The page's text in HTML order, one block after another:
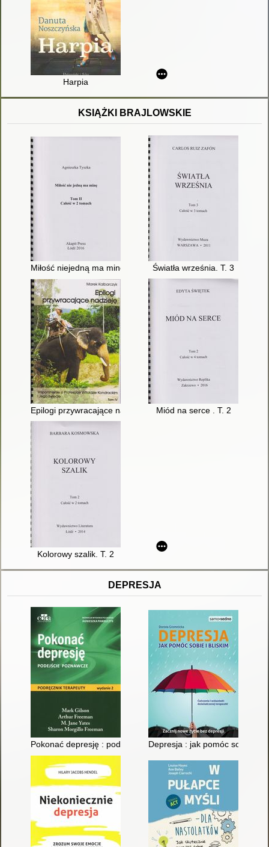
Harpia
KSIĄŻKI BRAJLOWSKIE
Miłość niejedną ma minę. T. 2 Światła września. T. 3
Epilogi przywracające nadzieję : wspomnienie o profesorze
Miód na serce . T. 2
Kolorowy szalik. T. 2
DEPRESJA
Pokonać depresję : podejście poznawcze : podręcznik
Depresja : jak pomóc sobie i